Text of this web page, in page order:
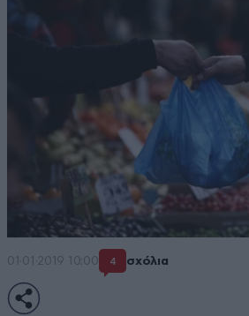
01·01·2019 10:00 4 σχόλια